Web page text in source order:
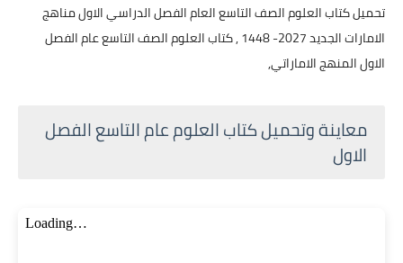
تحميل كتاب العلوم الصف التاسع العام الفصل الدراسي الاول مناهج
الامارات الجديد 2027- 1448 , كتاب العلوم الصف التاسع عام الفصل
الاول المنهج الاماراتي,
معاينة وتحميل كتاب العلوم عام التاسع الفصل
الاول